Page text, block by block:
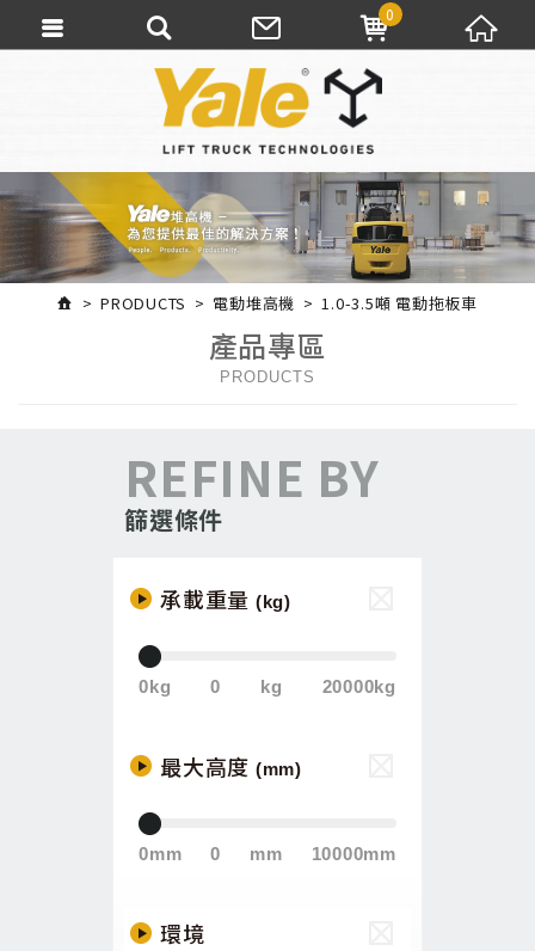
PRODUCTS 電動堆高機 1.0-3.5噸 電動拖板車
PRODUCTS
產品專區
REFINE BY
篩選條件
承載重量 (kg)
0kg 0 kg 20000kg
最大高度 (mm)
0mm 0 mm 10000mm
環境
0